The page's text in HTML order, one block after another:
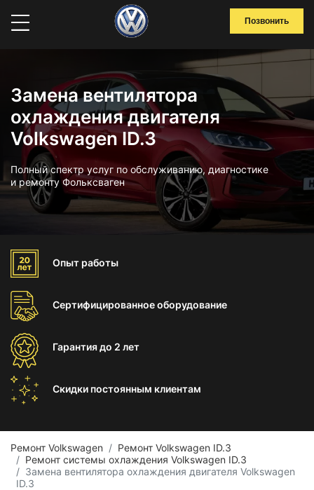
Позвонить
Замена вентилятора
охлаждения двигателя
Volkswagen ID.3
Полный спектр услуг по обслуживанию, диагностике
и ремонту Фольксваген
Опыт работы
Сертифицированноеоборудование
Гарантиядо 2 лет
Скидки постоянным клиентам
Ремонт Volkswagen
Ремонт Volkswagen ID.3
Ремонт системы охлаждения Volkswagen ID.3
Замена вентилятора охлаждения двигателя Volkswagen
ID.3